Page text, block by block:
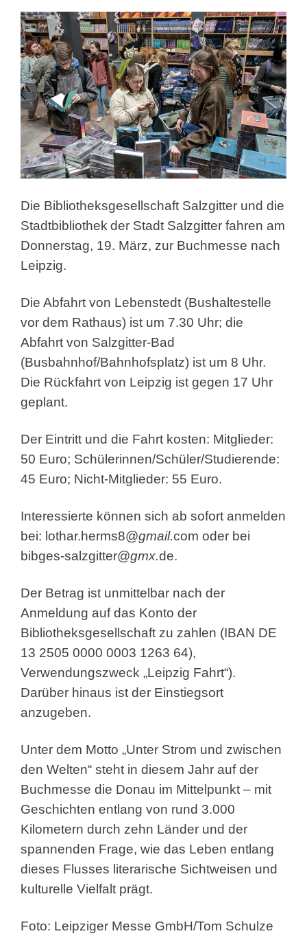
Die Bibliotheksgesellschaft Salzgitter und die
Stadtbibliothek der Stadt Salzgitter fahren am
Donnerstag, 19. März, zur Buchmesse nach
Leipzig.
Die Abfahrt von Lebenstedt (Bushaltestelle
vor dem Rathaus) ist um 7.30 Uhr; die
Abfahrt von Salzgitter-Bad
(Busbahnhof/Bahnhofsplatz) ist um 8 Uhr.
Die Rückfahrt von Leipzig ist gegen 17 Uhr
geplant.
Der Eintritt und die Fahrt kosten: Mitglieder:
50 Euro; Schülerinnen/Schüler/Studierende:
45 Euro; Nicht-Mitglieder: 55 Euro.
Interessierte können sich ab sofort anmelden
bei: lothar.herms8@gmail.com oder bei
bibges-salzgitter@gmx.de.
Der Betrag ist unmittelbar nach der
Anmeldung auf das Konto der
Bibliotheksgesellschaft zu zahlen (IBAN DE
13 2505 0000 0003 1263 64),
Verwendungszweck „Leipzig Fahrt“).
Darüber hinaus ist der Einstiegsort
anzugeben.
Unter dem Motto „Unter Strom und zwischen
den Welten“ steht in diesem Jahr auf der
Buchmesse die Donau im Mittelpunkt – mit
Geschichten entlang von rund 3.000
Kilometern durch zehn Länder und der
spannenden Frage, wie das Leben entlang
dieses Flusses literarische Sichtweisen und
kulturelle Vielfalt prägt.
Foto: Leipziger Messe GmbH/Tom Schulze